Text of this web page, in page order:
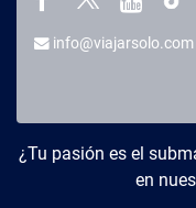
info@viajarsolo.com
Buceo y Viajes
¿Tu pasión es el
en